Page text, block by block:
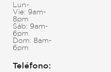
Lun-
Vie: 9am-
8pm
Sáb: 9am-
6pm
Dom: 8am-
6pm
Teléfono: